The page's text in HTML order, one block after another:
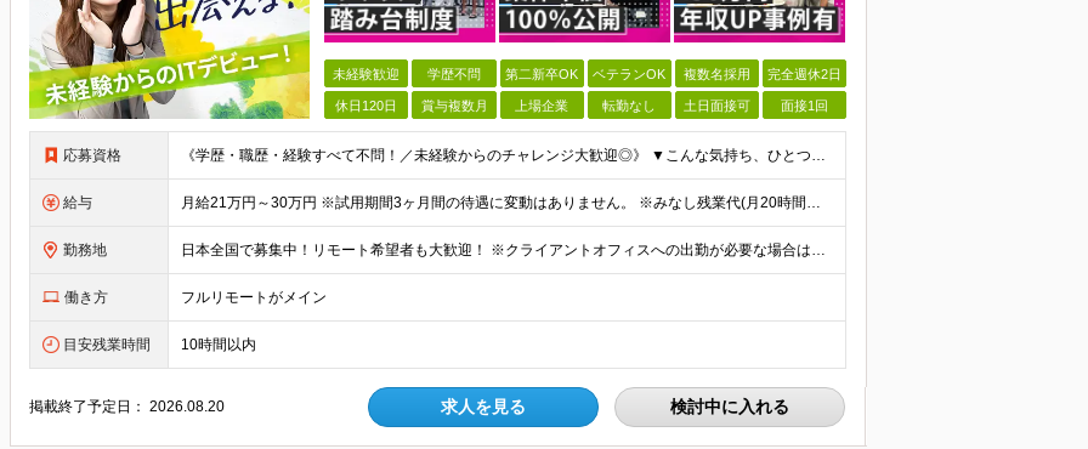
未経験歓迎 学歴不問 第二新卒OK ベテランOK 複数名採用 完全週休2日
休日120日 賞与複数月 上場企業 転勤なし 土日面接可 面接1回
応募資格 《学歴・職歴・経験すべて不問！／未経験からのチャレンジ大歓迎◎》 ▼こんな気持ち、ひとつでも当てはまる方はぜひ！ □ なにか、人生を変えるきっかけがほしい □ 立ち仕事に疲れて、そろそろ座り仕事がい
給与 月給21万円～30万円 ※試用期間3ヶ月間の待遇に変動はありません。 ※みなし残業代(月20時間分29,725円～)を含む。（※超過分は追加支給）
勤務地 日本全国で募集中！リモート希望者も大歓迎！ ※クライアントオフィスへの出勤が必要な場合は、 「東京オフィス」または「首都圏・関西圏」になります ※勤務地の選択はご希望を考慮し、転居を伴う転勤はありま
働き方 フルリモートがメイン
目安残業時間 10時間以内
掲載終了予定日：2026.08.20 求人を見る 検討中に入れる